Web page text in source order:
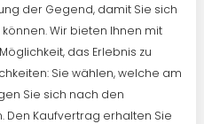
der Gegend, damit Sie sich
Wir bieten Ihnen mit
Möglichkeit, das Erlebnis zu
Sie wählen, welche am
Sie sich nach den
Den Kaufvertrag erhalten Sie